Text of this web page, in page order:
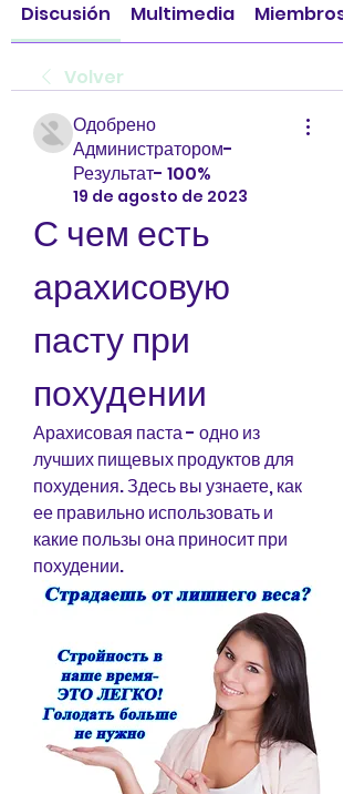
Discusión Multimedia Miembros
Volver
Одобрено
Администратором-
Результат- 100%
19 de agosto de 2023
С чем есть
арахисовую
пасту при
похудении
Арахисовая паста - одно из
лучших пищевых продуктов для
похудения. Здесь вы узнаете, как
ее правильно использовать и
какие пользы она приносит при
похудении.